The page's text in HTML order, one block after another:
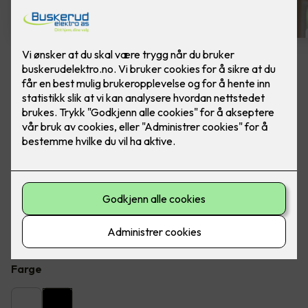
8 stk sorte LED downlights
rehab inkl. LED dimmer
Ferdig skiftet - Junistar ECO 2700 m/ LED
Flott LED downlight med 42 graders spredning og 30
graders vipp i to retninger til innendørs bruke, inkl. LED
dimmer. Inkludert montering.
Farge